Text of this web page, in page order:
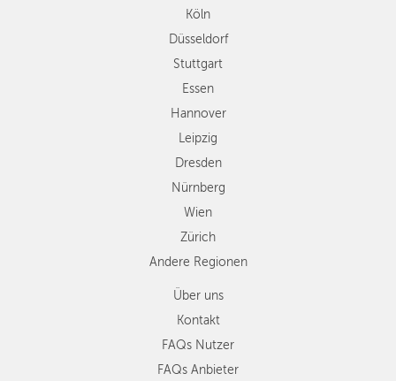
Dresden
Nürnberg
Wien
Zürich
Andere
Regionen
Köln
Düsseldorf
Stuttgart
Essen
Hannover
Leipzig
Dresden
Nürnberg
Wien
Zürich
Andere Regionen
Über uns
Kontakt
FAQs Nutzer
FAQs Anbieter